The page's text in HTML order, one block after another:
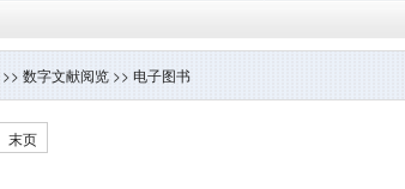
>> 数字文献阅览 >> 电子图书
末页